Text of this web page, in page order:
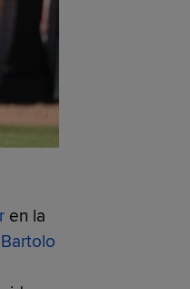
en la
Bartolo